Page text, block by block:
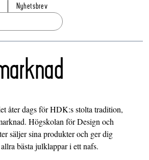
Nyhetsbrev
åter dags för HDK:s stolta tradition,
Högskolan för Design och
säljer sina produkter och ger dig
bästa julklappar i ett nafs.